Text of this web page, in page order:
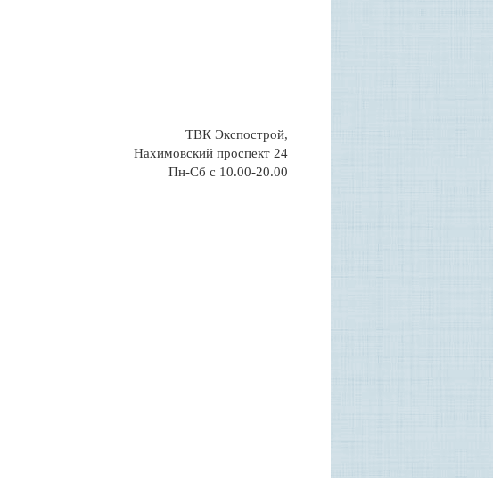
ТВК Экспострой,
Нахимовский проспект 24
Пн-Сб с 10.00-20.00